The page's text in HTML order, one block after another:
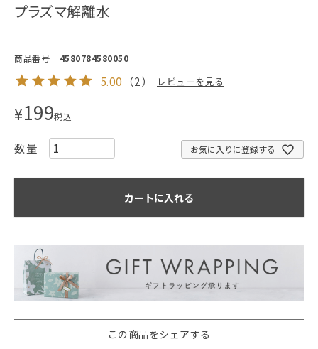
プラズマ解離水
商品番号 4580784580050
5.00 （2） レビューを見る
¥199税込
お気に入りに登録する
カートに入れる
この商品をシェアする